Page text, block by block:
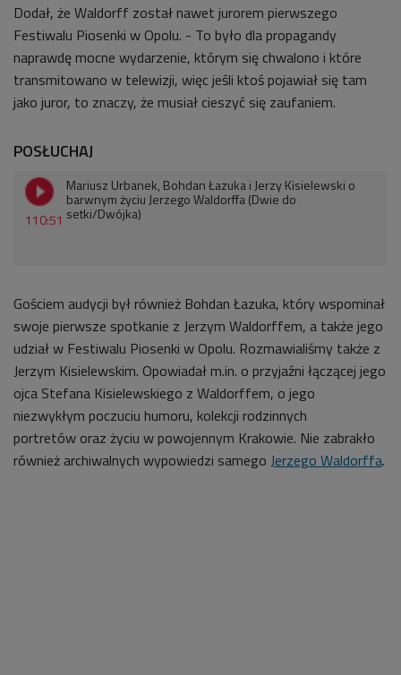
Dodał, że Waldorff został nawet jurorem pierwszego
Festiwalu Piosenki w Opolu. - To było dla propagandy
naprawdę mocne wydarzenie, którym się chwalono i które
transmitowano w telewizji, więc jeśli ktoś pojawiał się tam
jako juror, to znaczy, że musiał cieszyć się zaufaniem.
POSŁUCHAJ
110:51
Mariusz Urbanek, Bohdan Łazuka i Jerzy Kisielewski o
barwnym życiu Jerzego Waldorffa (Dwie do
setki/Dwójka)
Gościem audycji był również Bohdan Łazuka, który wspominał
swoje pierwsze spotkanie z Jerzym Waldorffem, a także jego
udział w Festiwalu Piosenki w Opolu. Rozmawialiśmy także z
Jerzym Kisielewskim. Opowiadał m.in. o przyjaźni łączącej jego
ojca Stefana Kisielewskiego z Waldorffem, o jego
niezwykłym poczuciu humoru, kolekcji rodzinnych
portretów oraz życiu w powojennym Krakowie. Nie zabrakło
również archiwalnych wypowiedzi samego Jerzego Waldorffa.